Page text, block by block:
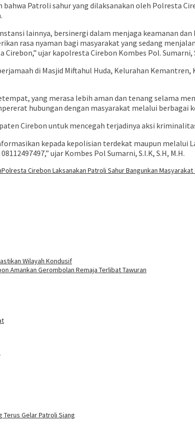
bahwa Patroli sahur yang dilaksanakan oleh Polresta
lainnya, bersinergi dalam menjaga keamanan
rasa nyaman bagi masyarakat yang sedang
ujar kapolresta Cirebon Kombes Pol. Sumarni,
di Masjid Miftahul Huda, Kelurahan
yang merasa lebih aman dan tenang selama
hubungan dengan masyarakat melalui berbagai
Cirebon untuk mencegah terjadinya aksi
kepada kepolisian terdekat maupun melalui
ujar Kombes Pol Sumarni, S.I.K, S.H, M.H.
Polresta Cirebon Laksanakan Patroli Sahur Bangunkan
Wilayah Kondusif
Amankan Gerombolan Remaja Terlibat Tawuran
Terus Gelar Patroli Siang